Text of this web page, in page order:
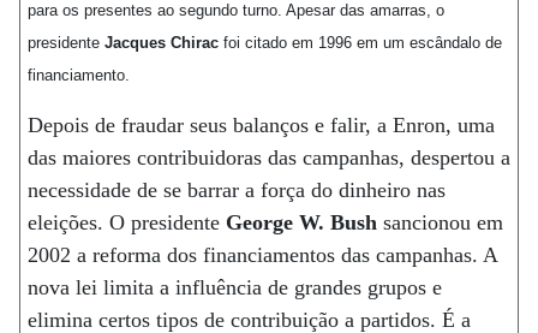
para os presentes ao segundo turno. Apesar das amarras, o
presidente Jacques Chirac foi citado em 1996 em um escândalo de
financiamento.
Depois de fraudar seus balanços e falir, a Enron, uma
das maiores contribuidoras das campanhas, despertou a
necessidade de se barrar a força do dinheiro nas
eleições. O presidente George W. Bush sancionou em
2002 a reforma dos financiamentos das campanhas. A
nova lei limita a influência de grandes grupos e
elimina certos tipos de contribuição a partidos. É a